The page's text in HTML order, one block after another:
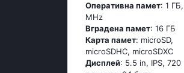
Оперативна памет: 1
MHz
Вградена памет: 16 ГБ
Карта памет: microSD,
microSDHC, microSDXC
Дисплей: 5.5 in, IPS,